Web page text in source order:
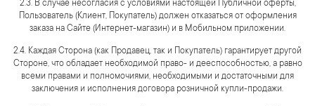
2.3. В случае несогласия с условиями настоящей Публичной оферты,
Пользователь (Клиент, Покупатель) должен отказаться от оформления
заказа на Сайте (Интернет-магазин) и в Мобильном приложении.
2.4. Каждая Сторона (как Продавец, так и Покупатель) гарантирует другой
Стороне, что обладает необходимой право- и дееспособностью, а равно
всеми правами и полномочиями, необходимыми и достаточными для
заключения и исполнения договора розничной купли-продажи.